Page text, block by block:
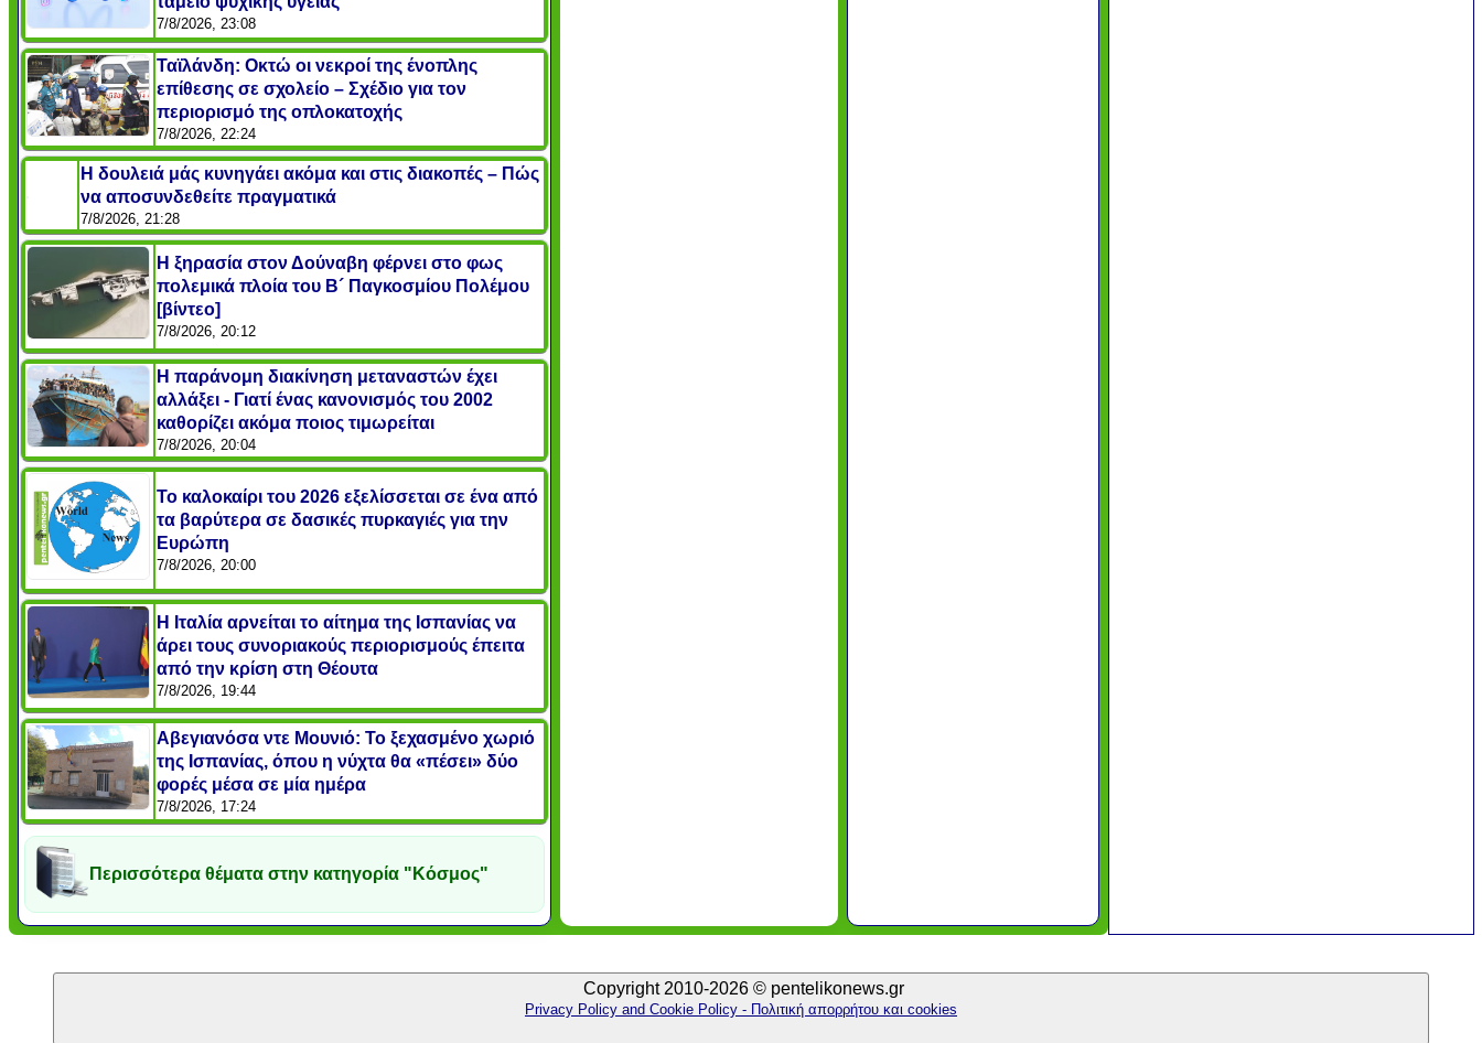
7/8/2026, 23:08
Ταϊλάνδη: Οκτώ οι νεκροί της ένοπλης
επίθεσης σε σχολείο – Σχέδιο για τον
περιορισμό της οπλοκατοχής
7/8/2026, 22:24
Η δουλειά μάς κυνηγάει ακόμα και στις διακοπές – Πώς
να αποσυνδεθείτε πραγματικά
7/8/2026, 21:28
Η ξηρασία στον Δούναβη φέρνει στο φως
πολεμικά πλοία του Β´ Παγκοσμίου Πολέμου
[βίντεο]
7/8/2026, 20:12
Η παράνομη διακίνηση μεταναστών έχει
αλλάξει - Γιατί ένας κανονισμός του 2002
καθορίζει ακόμα ποιος τιμωρείται
7/8/2026, 20:04
Το καλοκαίρι του 2026 εξελίσσεται σε ένα από
τα βαρύτερα σε δασικές πυρκαγιές για την
Ευρώπη
7/8/2026, 20:00
Η Ιταλία αρνείται το αίτημα της Ισπανίας να
άρει τους συνοριακούς περιορισμούς έπειτα
από την κρίση στη Θέουτα
7/8/2026, 19:44
Αβεγιανόσα ντε Μουνιό: Το ξεχασμένο χωριό
της Ισπανίας, όπου η νύχτα θα «πέσει» δύο
φορές μέσα σε μία ημέρα
7/8/2026, 17:24
Περισσότερα θέματα στην κατηγορία "Κόσμος"
Copyright 2010-2026 © pentelikonews.gr
Privacy Policy and Cookie Policy - Πολιτική απορρήτου και cookies